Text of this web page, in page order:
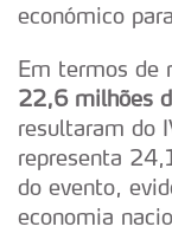
económico
Em termos de
22,6 milhões
resultaram do
representa
do evento,
economia